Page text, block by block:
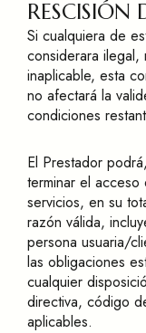
RESCISIÓN
Si cualquiera de
considerara
inaplicable, esta
no afectará la
condiciones
El Prestador
terminar el
servicios, en su
razón válida,
persona usuaria/
las obligaciones
cualquier
directiva, código
aplicables.